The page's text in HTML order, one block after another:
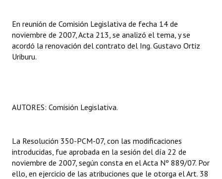
REFORMA DE LA CARTA ORGÁNICA
En reunión de Comisión Legislativa de fecha 14 de
noviembre de 2007, Acta 213, se analizó el tema, y se
acordó la renovación del contrato del Ing. Gustavo Ortiz
Uriburu.
AUTORES: Comisión Legislativa.
La Resolución 350-PCM-07, con las modificaciones
introducidas, fue aprobada en la sesión del día 22 de
noviembre de 2007, según consta en el Acta Nº 889/07. Por
ello, en ejercicio de las atribuciones que le otorga el Art. 38